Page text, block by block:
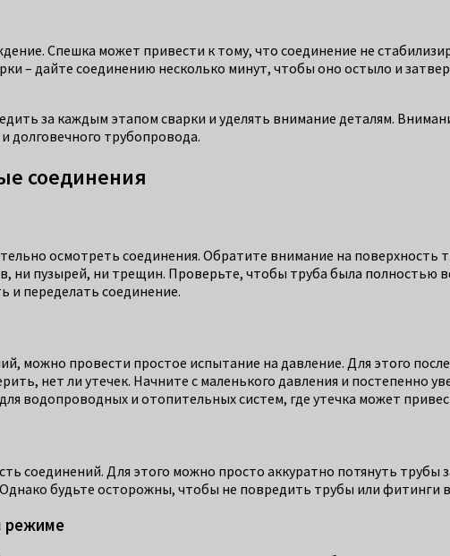
Спешка может привести к тому, что соединение не
– дайте соединению несколько минут, чтобы оно остыло и
за каждым этапом сварки и уделять внимание деталям.
долговечного трубопровода.
соединения
осмотреть соединения. Обратите внимание на
ни пузырей, ни трещин. Проверьте, чтобы труба была полностью
и переделать соединение.
можно провести простое испытание на давление. Для этого
нет ли утечек. Начните с маленького давления и постепенно
водопроводных и отопительных систем, где утечка может
соединений. Для этого можно просто аккуратно потянуть трубы
будьте осторожны, чтобы не повредить трубы или фитинги
режиме